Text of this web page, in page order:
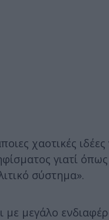
χαοτικές
γιατί
σύστημα».
με μεγάλο